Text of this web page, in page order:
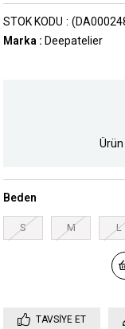
STOK KODU
Marka : Deepatelier
Ürün
Beden
S M L
TAVSIYE ET